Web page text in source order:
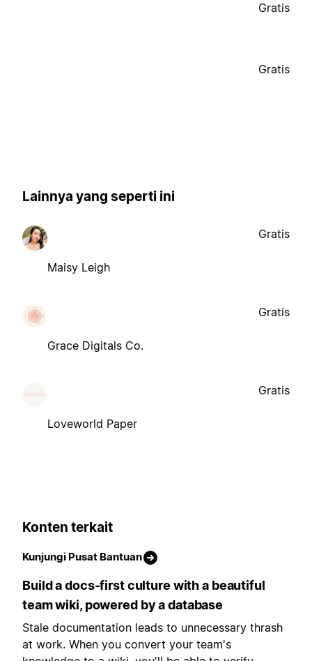
Gratis
Gratis
Lainnya yang seperti ini
Maisy Leigh
Gratis
Grace Digitals Co.
Gratis
Loveworld Paper
Gratis
Konten terkait
Kunjungi Pusat Bantuan
Build a docs-first culture with a beautiful
team wiki, powered by a database
Stale documentation leads to unnecessary thrash
at work. When you convert your team's